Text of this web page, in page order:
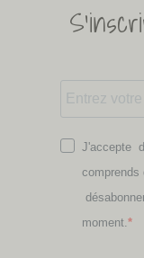
J'accepte
comprends
moment.